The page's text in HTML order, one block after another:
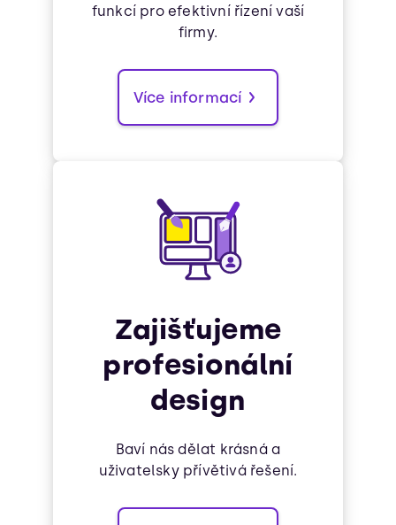
funkcí pro efektivní řízení vaší
firmy.
Více informací
Zajišťujeme
profesionální
design
Baví nás dělat krásná a
uživatelsky přívětivá řešení.